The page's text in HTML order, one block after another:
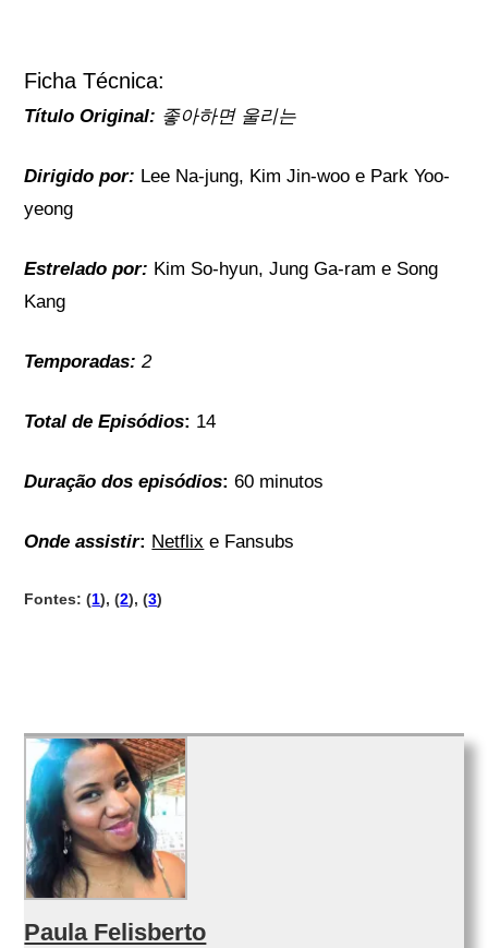
Ficha Técnica:
Título Original: 좋아하면 울리는
Dirigido por: Lee Na-jung, Kim Jin-woo e Park Yoo-
yeong
Estrelado por: Kim So-hyun, Jung Ga-ram e Song
Kang
Temporadas: 2
Total de Episódios: 14
Duração dos episódios: 60 minutos
Onde assistir: Netflix e Fansubs
Fontes: (1), (2), (3)
Paula Felisberto